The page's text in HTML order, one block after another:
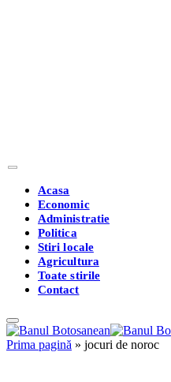
Acasa
Economic
Administratie
Politica
Stiri locale
Agricultura
Toate stirile
Contact
Prima pagină » jocuri de noroc